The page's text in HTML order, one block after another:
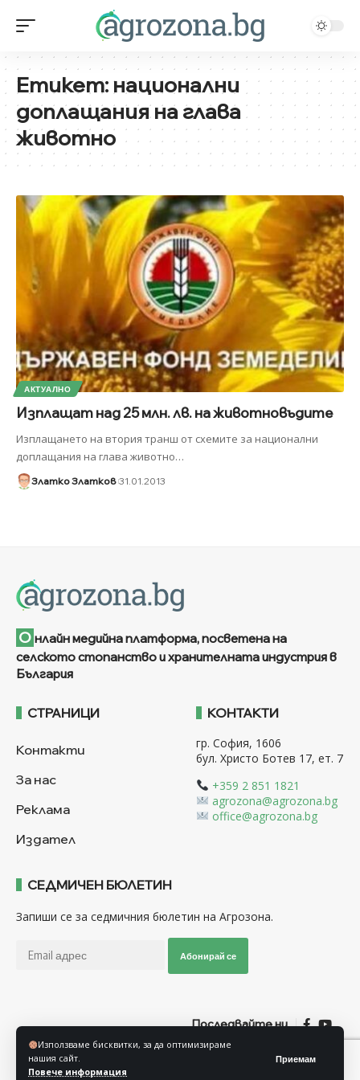
Използваме бисквитки, за да оптимизираме
нашия сайт.
Повече информация
Приемам
Етикет:национални
доплащания на глава
животно
АКТУАЛНО
Изплащат над 25 млн. лв. на животновъдите
Изплащането на втория транш от схемите за национални
доплащания на глава животно…
Златко Златков 31.01.2013
О нлайн медийна платформа, посветена на
селското стопанство и хранителната индустрия в
България
СТРАНИЦИ
Контакти
За нас
Реклама
Издател
КОНТАКТИ
гр. София, 1606
бул. Христо Ботев 17, ет. 7
+359 2 851 1821
agrozona@agrozona.bg
office@agrozona.bg
СЕДМИЧЕН БЮЛЕТИН
Запиши се за седмичния бюлетин на Агрозона.
Абонирай се
Последвайте ни
Общи условия
Политика за използване на “Бисквитки”